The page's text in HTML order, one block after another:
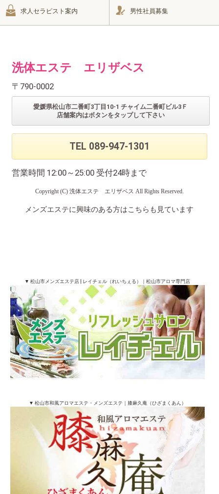
求人セラピスト案内 男性社員募集
洗体エステ エリザベス
〒790-0002
愛媛県松山市二番町3丁目10-1 チャイム二番町ビル3Ｆ
店舗案内はボタンをタップして下さい
TEL 089-947-1301
営業時間 12:00～25:00 受付24時まで
Copyright (C) 洗体エステ エリザベス All Rights Reserved.
メンズエステに興味のある方はこちらも見ています
▼ 松山市メンズエステ店 | レイチェル（れいちぇる）｜松山市アロマ専門店
▼ 松山市和風アロマエステ・メンズエステ｜膝麻久庵（ひざまくあん）